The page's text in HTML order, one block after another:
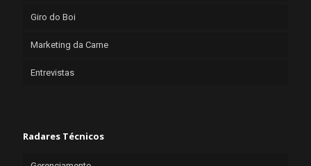
Giro do Boi
Marketing da Carne
Entrevistas
Radares Técnicos